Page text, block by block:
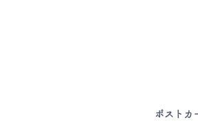
ポストカ